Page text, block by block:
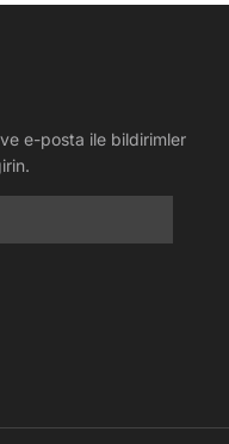
e-posta ile bildirimler